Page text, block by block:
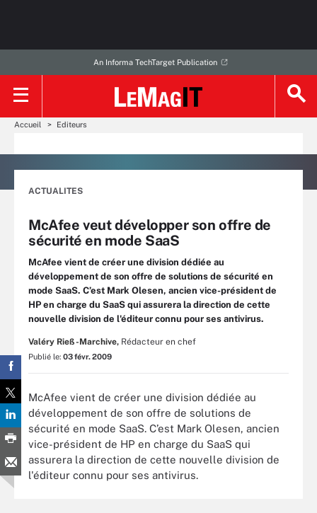
An Informa TechTarget Publication
Accueil Editeurs
ACTUALITES
McAfee veut développer son offre de
sécurité en mode SaaS
McAfee vient de créer une division dédiée au
développement de son offre de solutions de sécurité en
mode SaaS. C’est Mark Olesen, ancien vice-président de
HP en charge du SaaS qui assurera la direction de cette
nouvelle division de l'éditeur connu pour ses antivirus.
Valéry Rieß-Marchive, Rédacteur en chef
Publié le: 03 févr. 2009
McAfee vient de créer une division dédiée au
développement de son offre de solutions de
sécurité en mode SaaS. C’est Mark Olesen, ancien
vice-président de HP en charge du SaaS qui
assurera la direction de cette nouvelle division de
l'éditeur connu pour ses antivirus.